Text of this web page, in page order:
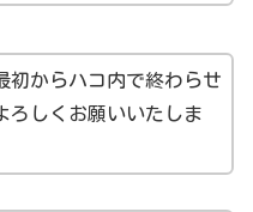
初からハコ内で終わらせ
ろしくお願いいたしま